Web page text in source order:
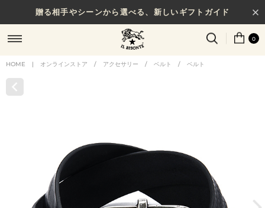
贈る相手やシーンから選べる、新しいギフトガイド
0
HOME | オンラインストア / アクセサリー / ベルト / ベルト